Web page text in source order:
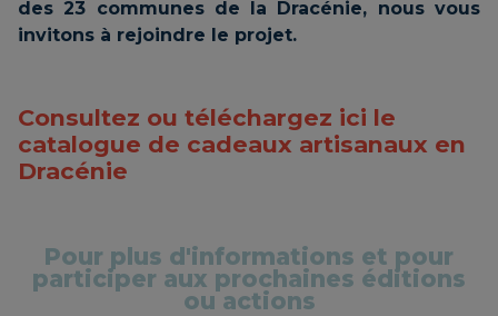
des 23 communes de la Dracénie, nous vous
invitons à rejoindre le projet.
Consultez ou téléchargez ici le
catalogue de cadeaux artisanaux en
Dracénie
Pour plus d'informations et pour
participer aux prochaines éditions
ou actions